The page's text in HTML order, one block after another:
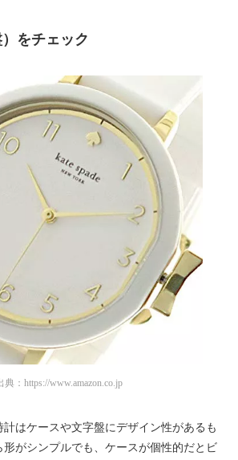
をチェック
典： https://www.amazon.co.jp
はケースや文字盤にデザイン性があるも
がシンプルでも、ケースが個性的だとビ